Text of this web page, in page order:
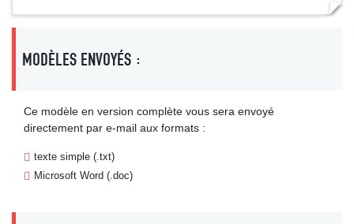
MODÈLES ENVOYÉS :
Ce modèle en version complète vous sera envoyé
directement par e-mail aux formats :
texte simple (.txt)
Microsoft Word (.doc)